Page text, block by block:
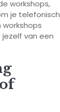
workshops,
je telefonisch
jezelf van een